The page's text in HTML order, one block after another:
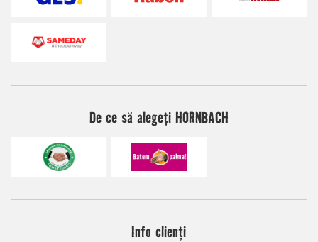
De ce să alegeți HORNBACH
Info clienți